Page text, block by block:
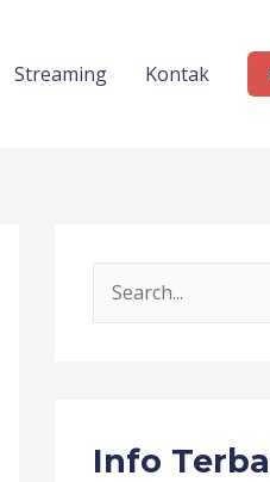
Streaming Kontak
cInfo